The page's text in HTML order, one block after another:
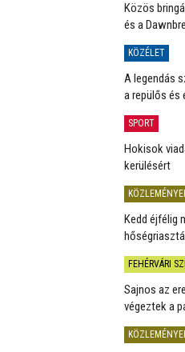
Közös
és a
KÖZÉLET
A legendás
a repülős és
SPORT
Hokisok
kerülésért
Kedd éjfélig
FEHÉRVÁRI
Sajnos az
végeztek a